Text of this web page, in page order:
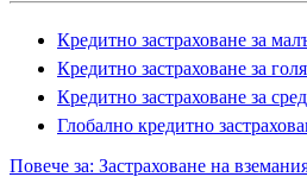
Кредитно застраховане за
Кредитно застраховане за
Кредитно застраховане за
Глобално кредитно
Повече за: Застраховане на